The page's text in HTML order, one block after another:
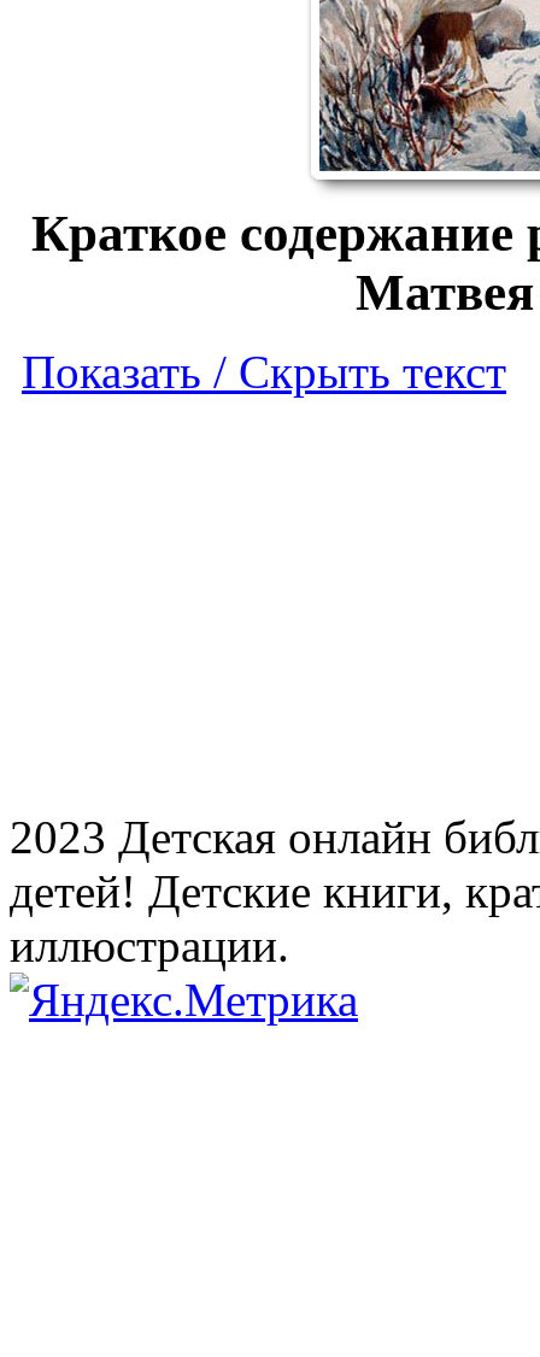
Краткое содержание
Показать / Скрыть текст
2023 Детская онлайн
детей! Детские книги,
иллюстрации.